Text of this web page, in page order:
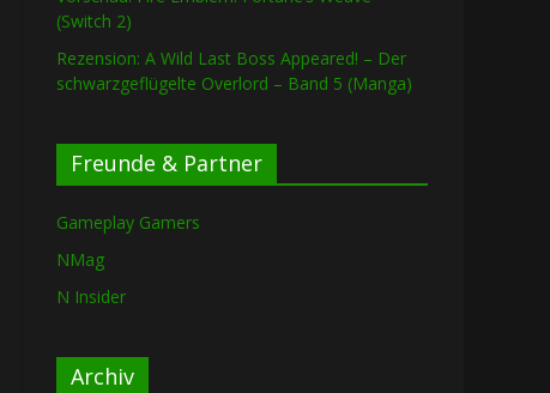
(Switch 2)
Rezension: A Wild Last Boss Appeared! – Der
schwarzgeflügelte Overlord – Band 5 (Manga)
Freunde & Partner
Gameplay Gamers
NMag
N Insider
Archiv